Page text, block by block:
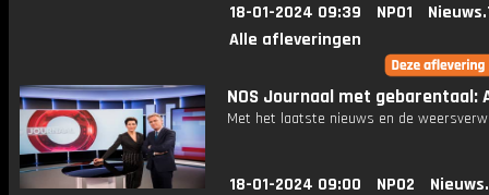
18-01-2024 09:39 NPO1
Alle afleveringen
NOS Journaal met gebarentaal:
Met het laatste nieuws en de
18-01-2024 09:00 NPO2